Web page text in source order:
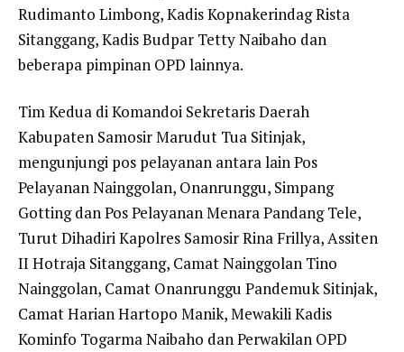
Rudimanto Limbong, Kadis Kopnakerindag Rista
Sitanggang, Kadis Budpar Tetty Naibaho dan
beberapa pimpinan OPD lainnya.
Tim Kedua di Komandoi Sekretaris Daerah
Kabupaten Samosir Marudut Tua Sitinjak,
mengunjungi pos pelayanan antara lain Pos
Pelayanan Nainggolan, Onanrunggu, Simpang
Gotting dan Pos Pelayanan Menara Pandang Tele,
Turut Dihadiri Kapolres Samosir Rina Frillya, Assiten
II Hotraja Sitanggang, Camat Nainggolan Tino
Nainggolan, Camat Onanrunggu Pandemuk Sitinjak,
Camat Harian Hartopo Manik, Mewakili Kadis
Kominfo Togarma Naibaho dan Perwakilan OPD